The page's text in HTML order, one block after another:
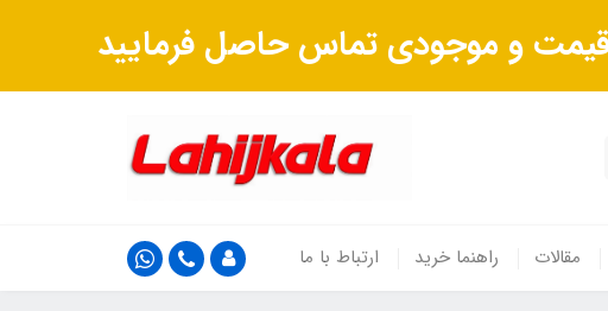
قیمت و موجودی تماس حاصل فرمایید
مقالات راهنما خرید ارتباط با ما